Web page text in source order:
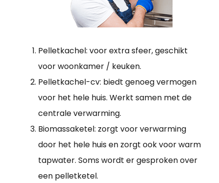
Pelletkachel: voor extra sfeer, geschikt
voor woonkamer / keuken.
Pelletkachel-cv: biedt genoeg vermogen
voor het hele huis. Werkt samen met de
centrale verwarming.
Biomassaketel: zorgt voor verwarming
door het hele huis en zorgt ook voor warm
tapwater. Soms wordt er gesproken over
een pelletketel.